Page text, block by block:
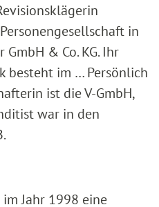
in
& Co. KG. Ihr
besteht im … Persönlich
ist die V-GmbH,
war in den
Jahr 1998 eine